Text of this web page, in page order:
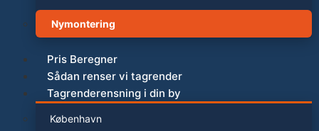
Nymontering
Pris Beregner
Sådan renser vi tagrender
Tagrenderensning i din by
København